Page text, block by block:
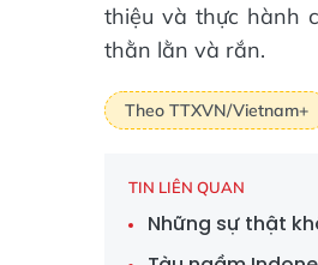
thiệu và thực hành
thằn lằn và rắn.
Theo TTXVN/Vietnam+
TIN LIÊN QUAN
Những sự thật